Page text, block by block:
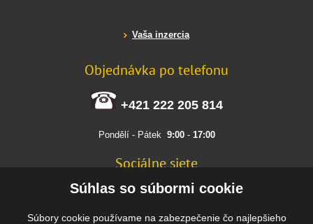
Vaša inzercia
Objednávka po telefonu
+421 222 205 814
Pondělí - Pátek 9:00- 17:00
Sociálne siete
FACEBOOK
Súhlas so súbormi cookie
Súbory cookie používame na zabezpečenie čo najlepšieho